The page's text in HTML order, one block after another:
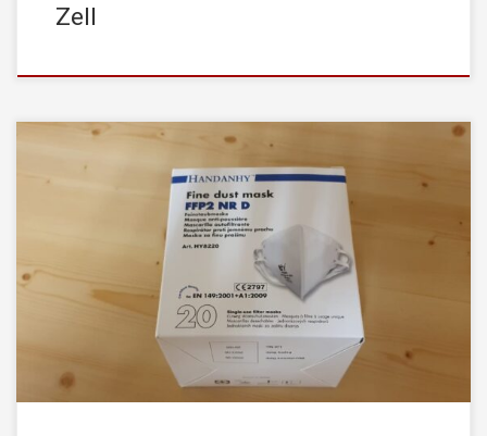
Zell
Am Mittwoch, den 07. Oktober 2020, wurde uns eine großzügige
Spende der Fa. Metron GmbH aus Langkampfen übergeben. Wir
erhielten 360 Stück Schutzmasken der Stufe FFP2 für unsere
Einsatzfahrzeuge. Mit diesen Masken können wir unsere
Einsätze – sicher unter COVID-19 Schutzbestimmungen – vor
allem im Umgang bei und mit Patienten […]